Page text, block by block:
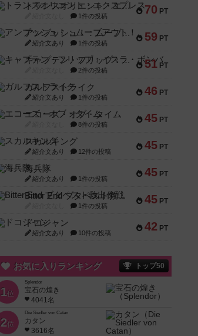
70 PT
トランスオリエント・エクスプレス
1件の投稿
59 PT
アンブッシュ！：ムーブアウト！
紹介文あり 1件の投稿
51 PT
キャプテン・フリップ：イスラ・ボンバ
2件の投稿
46 PT
ガルフストライク
紹介文あり 1件の投稿
45 PT
エコーズ・オブ・タイム
8件の投稿
45 PT
スカルキング
紹介文あり 12件の投稿
45 PT
海兵隊
紹介文あり 1件の投稿
45 PT
Bitter End ブタペスト救出作戦
1件の投稿
42 PT
ドコジャン
紹介文あり 10件の投稿
お気に入りランキング トップ50
1位
Splendor
宝石の煌き
4041名
2位
Die Siedler von Catan
カタン
3616名